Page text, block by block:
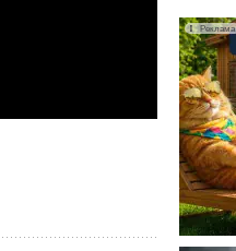
Реклама